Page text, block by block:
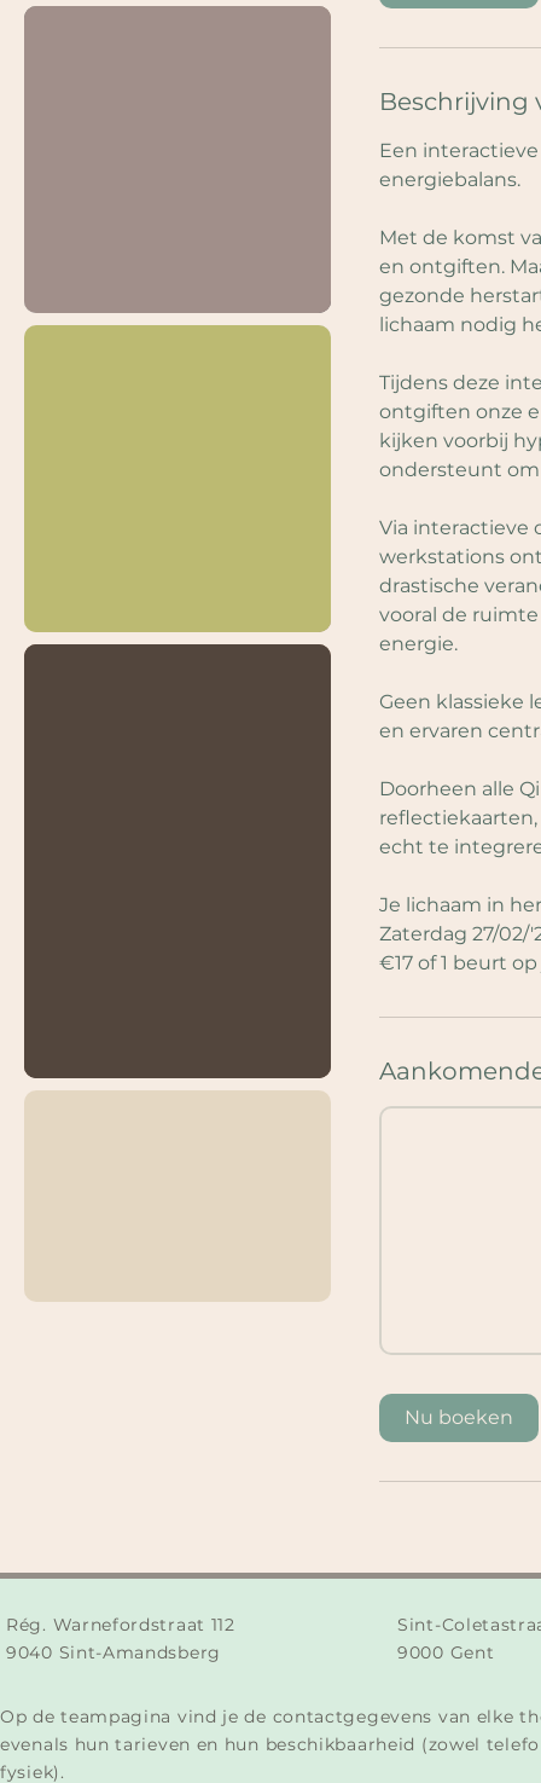
Beschrijving
Een
energiebalans.
Met de komst
en ontgiften.
gezonde
lichaam nodig
Tijdens deze
ontgiften onze
kijken voorbij
ondersteunt om
Via interactieve
werkstations
drastische
vooral de
energie.
Geen klassieke
en ervaren
Doorheen alle
echt te
Je lichaam in
Zaterdag 27/02/
€17 of 1 beurt
Nu boeken
Rég. Warnefordstraat 112
9040 Sint-Amandsberg
Sint-
9000 Gent
Op de teampagina vind je de contactgegevens van elke
evenals hun tarieven en hun beschikbaarheid (zowel
fysiek).